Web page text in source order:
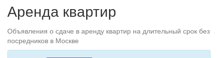
Аренда квартир
Объявления о сдаче в аренду квартир на длительный срок без
посредников в Москве